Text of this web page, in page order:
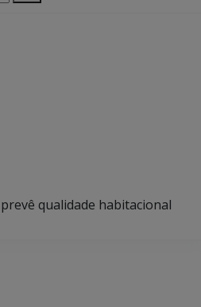
qualidade habitacional